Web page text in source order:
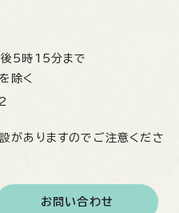
5時15分まで
除く
がありますのでご注意くださ
お問い合わせ